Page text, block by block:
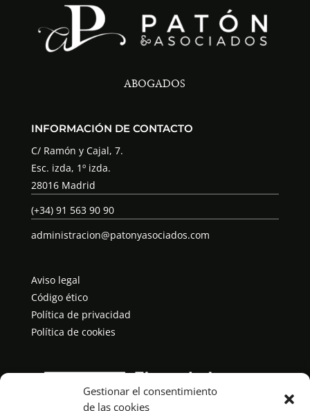
Gestionar el consentimiento
de las cookies
ABOGADOS
INFORMACIÓN DE CONTACTO
C/ Ramón y Cajal, 7.
Esc. izda, 1º izda.
28016 Madrid
(+34) 91 563 90 90
administracion@patonyasociados.com
Aviso legal
Código ético
Política de privacidad
Política de cookies